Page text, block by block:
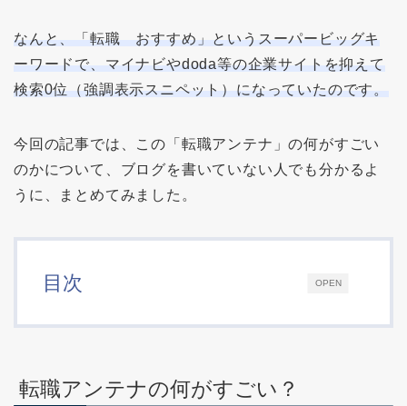
なんと、「転職 おすすめ」というスーパービッグキ
ーワードで、マイナビやdoda等の企業サイトを抑えて
検索0位（強調表示スニペット）になっていたのです。
今回の記事では、この「転職アンテナ」の何がすごい
のかについて、ブログを書いていない人でも分かるよ
うに、まとめてみました。
OPEN
目次
転職アンテナの何がすごい？